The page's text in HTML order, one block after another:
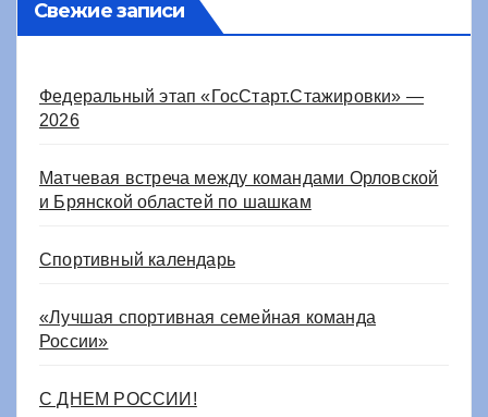
Свежие записи
Федеральный этап «ГосСтарт.Стажировки» —
2026
Матчевая встреча между командами Орловской
и Брянской областей по шашкам
Спортивный календарь
«Лучшая спортивная семейная команда
России»
С ДНЕМ РОССИИ!